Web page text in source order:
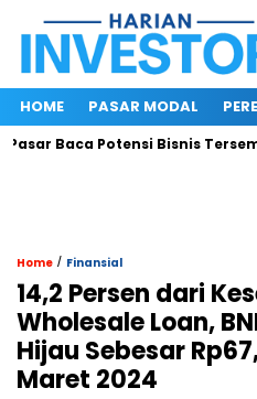
HOME PASAR MODAL
Baca Potensi Bisnis
Home / Finansial
14,2 Persen dari
Wholesale Loan,
Hijau Sebesar
Maret 2024